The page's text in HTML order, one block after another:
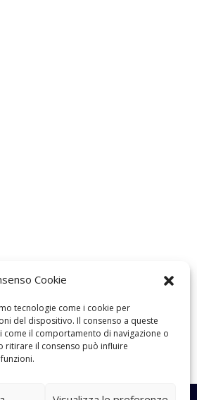
Cookie
tecnologie come i cookie per
del dispositivo. Il consenso a queste
il comportamento di navigazione o
ritirare il consenso può influire